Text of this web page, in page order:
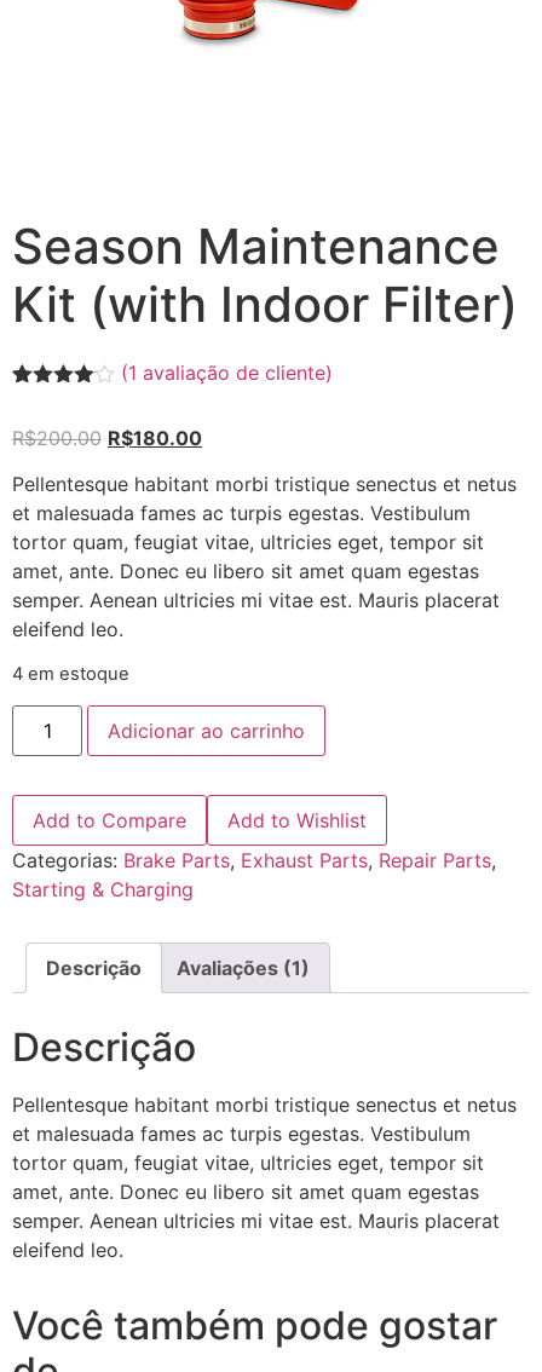
Season Maintenance
Kit (with Indoor Filter)
4.00de
baseado
em
avaliação
de cliente
(1 avaliação de cliente)
R$200.00 R$180.00
Pellentesque habitant morbi tristique senectus et netus
et malesuada fames ac turpis egestas. Vestibulum
tortor quam, feugiat vitae, ultricies eget, tempor sit
amet, ante. Donec eu libero sit amet quam egestas
semper. Aenean ultricies mi vitae est. Mauris placerat
eleifend leo.
4 em estoque
Adicionar ao carrinho
Add to Compare
Add to Wishlist
Categorias: Brake Parts, Exhaust Parts, Repair Parts,
Starting & Charging
Descrição Avaliações (1)
Descrição
Pellentesque habitant morbi tristique senectus et netus
et malesuada fames ac turpis egestas. Vestibulum
tortor quam, feugiat vitae, ultricies eget, tempor sit
amet, ante. Donec eu libero sit amet quam egestas
semper. Aenean ultricies mi vitae est. Mauris placerat
eleifend leo.
Você também pode gostar